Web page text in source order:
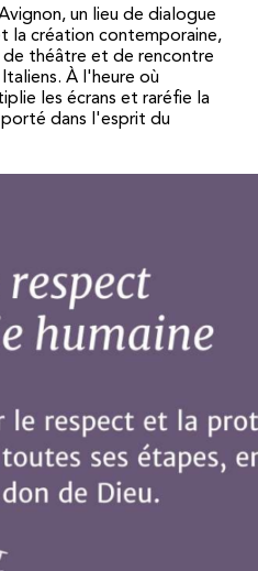
un lieu de dialogue
la création contemporaine,
de théâtre et de rencontre
À l'heure où
les écrans et raréfie la
dans l'esprit du